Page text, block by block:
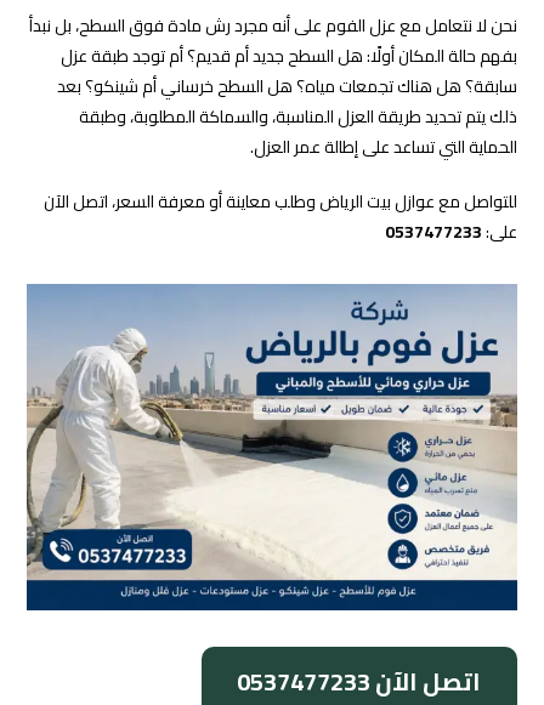
نحن لا نتعامل مع عزل الفوم على أنه مجرد رش مادة فوق السطح، بل نبدأ
بفهم حالة المكان أولًا: هل السطح جديد أم قديم؟ أم توجد طبقة عزل
سابقة؟ هل هناك تجمعات مياه؟ هل السطح خرساني أم شينكو؟ بعد
ذلك يتم تحديد طريقة العزل المناسبة، والسماكة المطلوبة، وطبقة
الحماية التي تساعد على إطالة عمر العزل.
للتواصل مع عوازل بيت الرياض وطلب معاينة أو معرفة السعر، اتصل الآن
على:0537477233
اتصل الآن 0537477233